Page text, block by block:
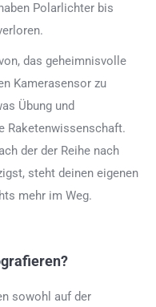
Polarlichter bis
das geheimnisvolle
Kamerasensor zu
Übung und
Raketenwissenschaft.
der der Reihe nach
steht deinen eigenen
mehr im Weg.
sowohl auf der